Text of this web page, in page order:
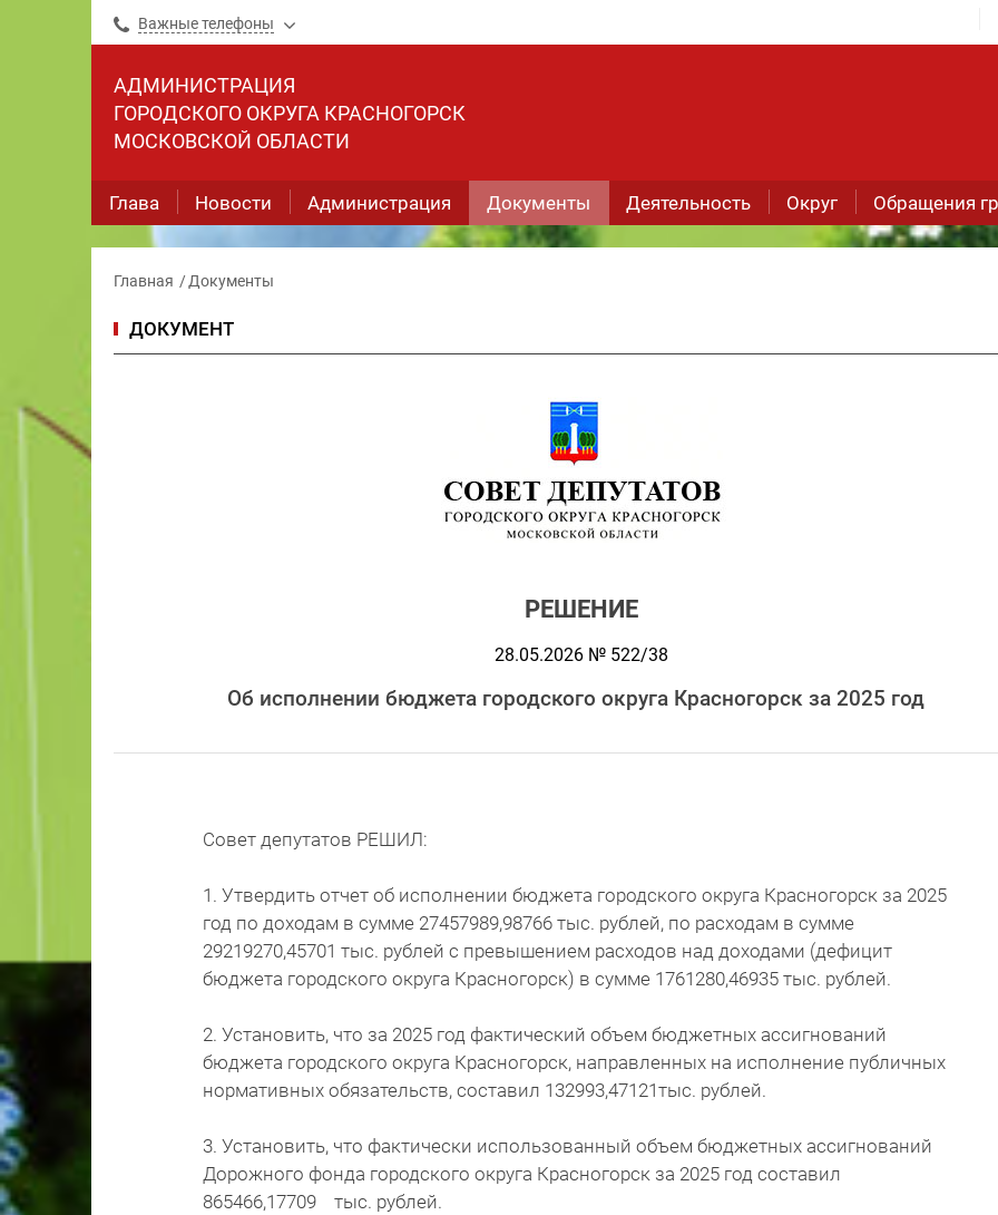
Важные телефоны
АДМИНИСТРАЦИЯ
ГОРОДСКОГО ОКРУГА КРАСНОГОРСК
МОСКОВСКОЙ ОБЛАСТИ
Глава Новости Администрация Документы Деятельность Округ Обращения
Главная Документы
ДОКУМЕНТ
РЕШЕНИЕ
28.05.2026 № 522/38
Об исполнении бюджета городского округа Красногорск за 2025 год
Совет депутатов РЕШИЛ:
1. Утвердить отчет об исполнении бюджета городского округа Красногорск за 2025
год по доходам в сумме 27457989,98766 тыс. рублей, по расходам в сумме
29219270,45701 тыс. рублей с превышением расходов над доходами (дефицит
бюджета городского округа Красногорск) в сумме 1761280,46935 тыс. рублей.
2. Установить, что за 2025 год фактический объем бюджетных ассигнований
бюджета городского округа Красногорск, направленных на исполнение публичных
нормативных обязательств, составил 132993,47121тыс. рублей.
3. Установить, что фактически использованный объем бюджетных ассигнований
Дорожного фонда городского округа Красногорск за 2025 год составил
865466,17709 тыс. рублей.